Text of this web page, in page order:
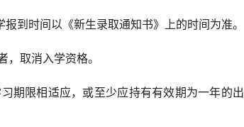
到时间以《新生录取通知书》上的时间为准。
取消入学资格。
期限相适应，或至少应持有有效期为一年的出